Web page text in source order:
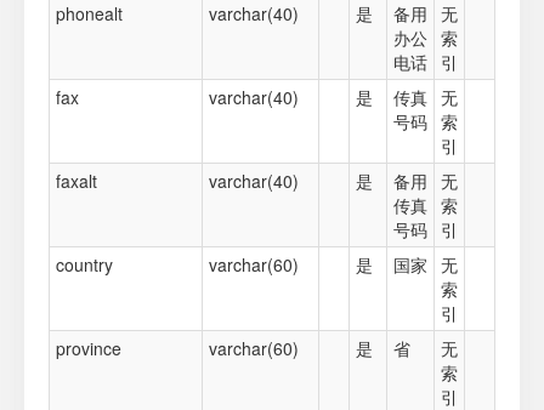
phonealt
varchar(40) 是
备用
办公
电话
无
索
引
fax
varchar(40) 是
传真
号码
无
索
引
faxalt
varchar(40) 是
备用
传真
号码
无
索
引
country
varchar(60) 是 国家 无
索
引
province
varchar(60) 是 省
无
索
引